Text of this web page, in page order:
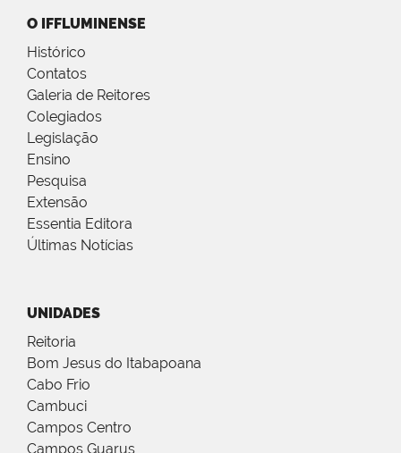
O IFFLUMINENSE
Histórico
Contatos
Galeria de Reitores
Colegiados
Legislação
Ensino
Pesquisa
Extensão
Essentia Editora
Últimas Notícias
UNIDADES
Reitoria
Bom Jesus do Itabapoana
Cabo Frio
Cambuci
Campos Centro
Campos Guarus